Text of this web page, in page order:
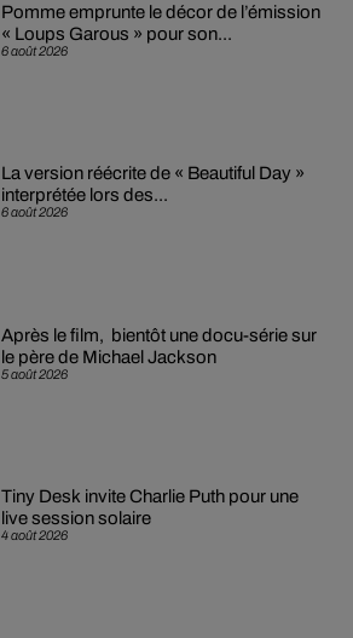
6 août 2026
Pomme emprunte le décor de l’émission
« Loups Garous » pour son...
6 août 2026
La version réécrite de « Beautiful Day »
interprétée lors des...
5 août 2026
Après le film, bientôt une docu-série sur
le père de Michael Jackson
4 août 2026
Tiny Desk invite Charlie Puth pour une
live session solaire